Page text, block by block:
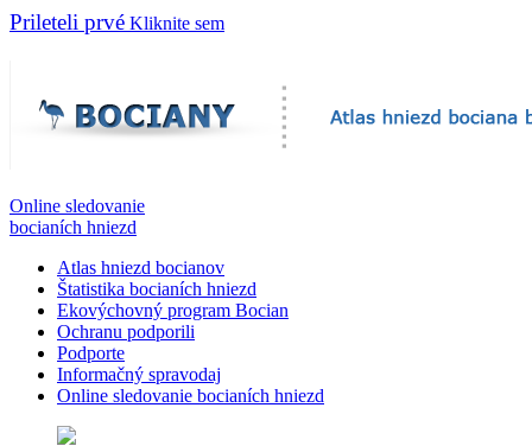
Prileteli prvé Kliknite sem
Online sledovanie
bocianích hniezd
Atlas hniezd bocianov
Štatistika bocianích hniezd
Ekovýchovný program Bocian
Ochranu podporili
Podporte
Informačný spravodaj
Online sledovanie bocianích hniezd